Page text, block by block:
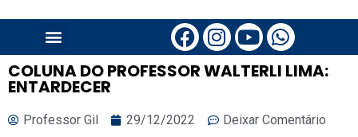
COLUNA DO PROFESSOR WALTERLI LIMA:
ENTARDECER
Professor Gil 29/12/2022 Deixar Comentário